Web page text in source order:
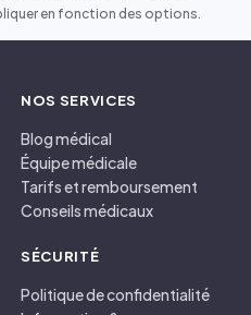
en fonction des options.
NOS SERVICES
Blog médical
Équipe médicale
Tarifs et remboursement
Conseils médicaux
SÉCURITÉ
Politique de confidentialité